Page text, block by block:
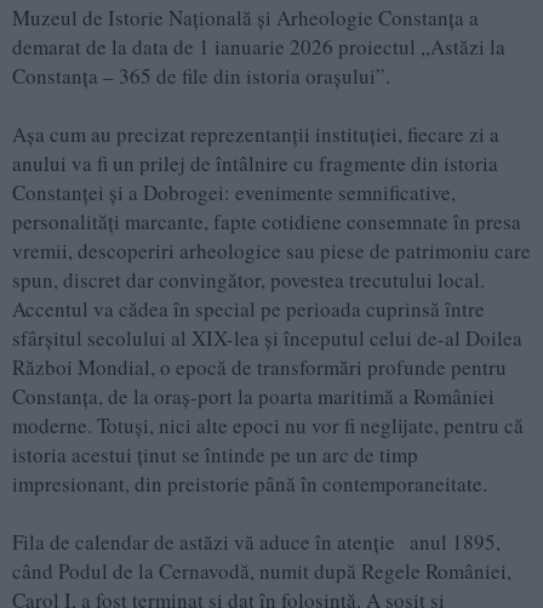
Muzeul de Istorie Națională și Arheologie Constanța a
demarat de la data de 1 ianuarie 2026 proiectul „Astăzi la
Constanța – 365 de file din istoria orașului”.
Așa cum au precizat reprezentanții instituției, fiecare zi a
anului va fi un prilej de întâlnire cu fragmente din istoria
Constanței și a Dobrogei: evenimente semnificative,
personalități marcante, fapte cotidiene consemnate în presa
vremii, descoperiri arheologice sau piese de patrimoniu care
spun, discret dar convingător, povestea trecutului local.
Accentul va cădea în special pe perioada cuprinsă între
sfârșitul secolului al XIX-lea și începutul celui de-al Doilea
Război Mondial, o epocă de transformări profunde pentru
Constanța, de la oraș-port la poarta maritimă a României
moderne. Totuși, nici alte epoci nu vor fi neglijate, pentru că
istoria acestui ținut se întinde pe un arc de timp
impresionant, din preistorie până în contemporaneitate.
Fila de calendar de astăzi vă aduce în atenție anul 1895,
când Podul de la Cernavodă, numit după Regele României,
Carol I, a fost terminat şi dat în folosinţă. A sosit şi